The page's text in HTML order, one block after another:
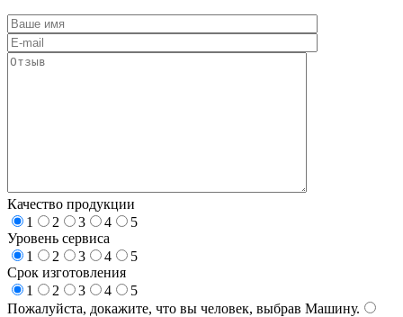
Качество продукции
1
2 3 4
5
Уровень сервиса
1
2 3 4
5
Срок изготовления
1
2 3 4
5
Пожалуйста, докажите, что вы человек, выбрав Машину.